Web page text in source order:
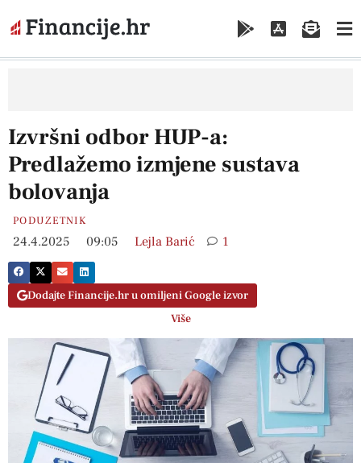
Izvršni odbor HUP-a:
Predlažemo izmjene sustava
bolovanja
PODUZETNIK
24.4.2025 09:05 Lejla Barić 1
Dodajte Financije.hr u omiljeni Google izvor
Više